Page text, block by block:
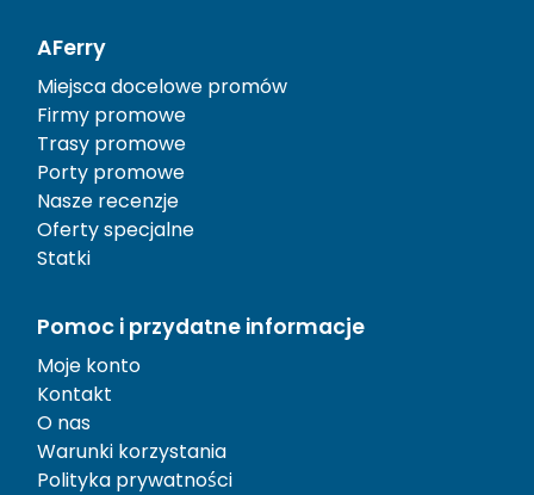
AFerry
Miejsca docelowe promów
Firmy promowe
Trasy promowe
Porty promowe
Nasze recenzje
Oferty specjalne
Statki
Pomoc i przydatne informacje
Moje konto
Kontakt
O nas
Warunki korzystania
Polityka prywatności